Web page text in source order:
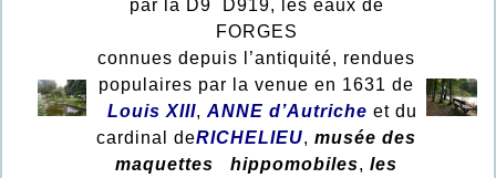
par la D9 D919, les eaux de
FORGES
connues depuis l’antiquité, rendues
populaires par la venue en 1631 de
Louis XIII, ANNE d’Autriche et du
cardinal deRICHELIEU, musée des
maquettes hippomobiles, les